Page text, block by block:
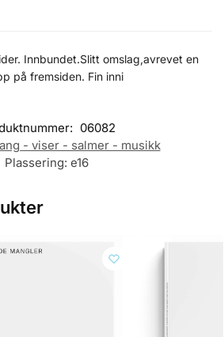
Innbundet.Slitt omslag,avrevet en
på fremsiden. Fin inni
06082
- viser - salmer - musikk
Plassering: e16